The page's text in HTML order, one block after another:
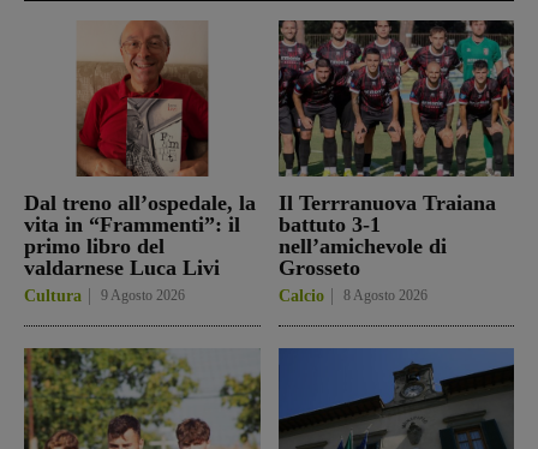
Dal treno all’ospedale, la
vita in “Frammenti”: il
primo libro del
valdarnese Luca Livi
Cultura 9 Agosto 2026
Il Terrranuova Traiana
battuto 3-1
nell’amichevole di
Grosseto
Calcio 8 Agosto 2026